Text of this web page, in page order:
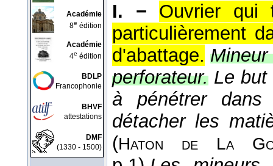
Académie
8e édition
Académie
4e édition
BDLP
Francophonie
BHVF
attestations
DMF
(1330 - 1500)
I. −
Ouvrier qui
particulièrement
d'abattage.
perforateur. Le but
à pénétrer
détacher les
(Haton de La